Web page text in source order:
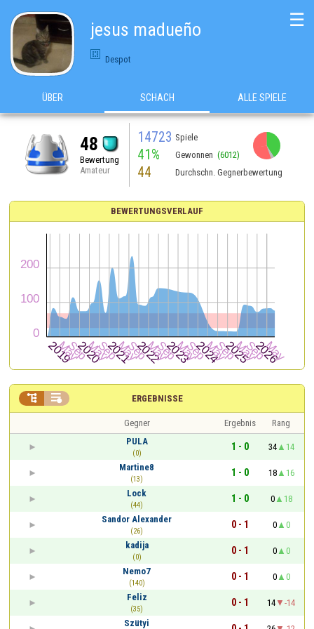
jesus madueño
Despot
☰
ÜBER SCHACH ALLE SPIELE
48
Bewertung
Amateur
14723 Spiele
41% Gewonnen (6012)
44 Durchschn. Gegnerbewertung
BEWERTUNGSVERLAUF
ERGEBNISSE
 
Gegner Ergebnis
Rang
PULA
(0)
1 - 0 34
14
Martine8
(13)
1 - 0 18
16
Lock
(44)
1 - 0 0
18
Sandor Alexander
(26)
0 - 1 0
0
kadija
(0)
0 - 1 0
0
Nemo7
(140)
0 - 1 0
0
Feliz
(35)
0 - 1 14
-14
Szütyi